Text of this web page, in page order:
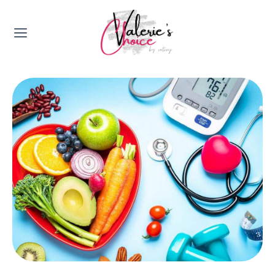
Valerie's Topics
Travel & Culture
Food & Drinks
Happyness & Opmerkelijk
Lifestyle, Sport & Duurzaamheid
Gadgets & Tech
Top 5 van Valerie
Health & Beauty
Huis & Tuin
Nieuws & Media